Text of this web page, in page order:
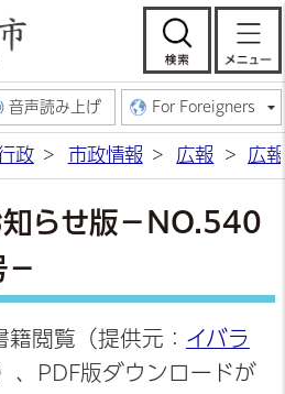
常陸大宮市公
検
音声読み上げ For Foreigners
政 市政情報 広報 広
知らせ版－NO.540
閲覧（提供元： イバラ
、PDF版ダウンロードが